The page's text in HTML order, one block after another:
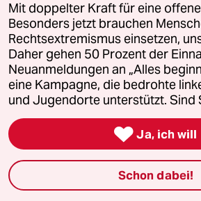
2 Streit um Rente mit 63
Passgenauer
3 Drohnenvorfall am
Das Zeitalter der
Kriegsführung
Mit doppelter Kraft für eine
Besonders jetzt brauchen
Rechtsextremismus einsetzen,
Daher gehen 50 Prozent der
Neuanmeldungen an „Alles
eine Kampagne, die bedrohte
und Jugendorte unterstützt. Sind
 Ja, ich will
Schon dabei!